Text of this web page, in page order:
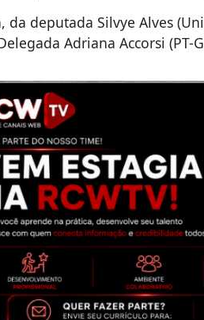
da deputada Silvye Alves
Adriana Accorsi (PT-